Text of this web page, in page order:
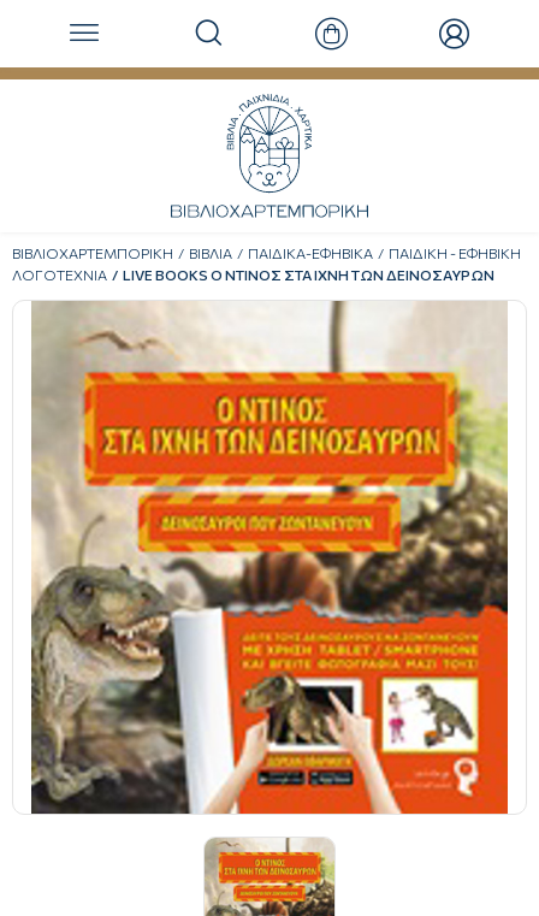
ΒΙΒΛΙΟΧΑΡΤΕΜΠΟΡΙΚΗ ΒΙΒΛΙΑ ΠΑΙΔΙΚΑ-ΕΦΗΒΙΚΑ
ΠΑΙΔΙΚΗ - ΕΦΗΒΙΚΗ
ΛΟΓΟΤΕΧΝΙΑ
LIVE BOOKS Ο ΝΤΙΝΟΣ ΣΤΑ ΙΧΝΗ ΤΩΝ ΔΕΙΝΟΣΑΥΡΩΝ